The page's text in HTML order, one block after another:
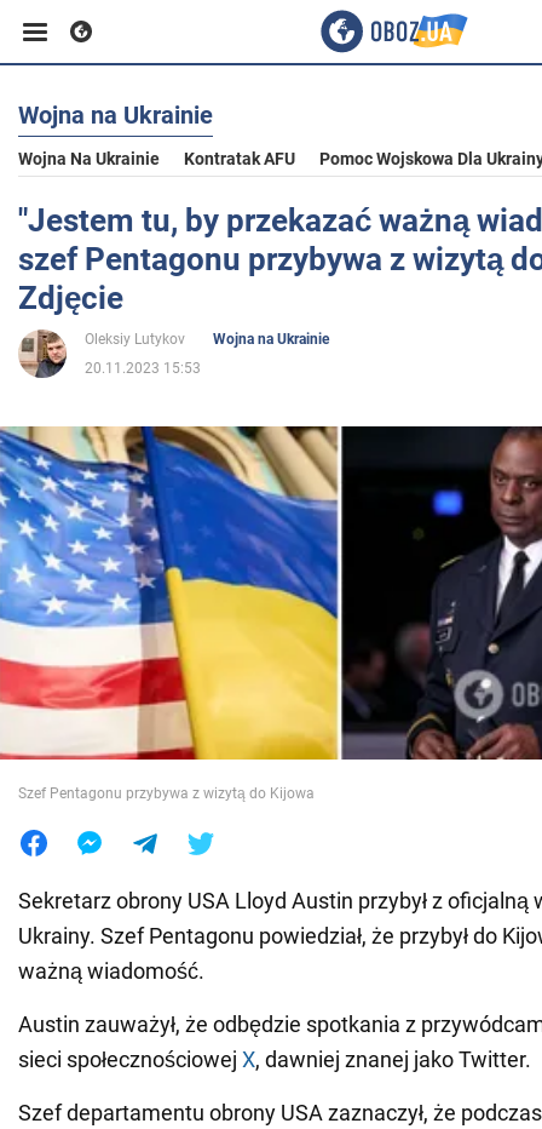
Biznes
Sport
Rozrywka
Życie
Polityka
Społeczeństwo
Wojna na Ukrainie
Świat
Jedzenie
Wojna na Ukrainie
Wojna Na Ukrainie Kontratak AFU Pomoc Wojskowa Dla
"Jestem tu, by przekazać ważną
szef Pentagonu przybywa z wizytą
Zdjęcie
Oleksiy Lutykov
Wojna na Ukrainie
20.11.2023 15:53
Szef Pentagonu przybywa z wizytą do Kijowa
Sekretarz obrony USA Lloyd Austin przybył z oficjalną
Ukrainy. Szef Pentagonu powiedział, że przybył do
ważną wiadomość.
Austin zauważył, że odbędzie spotkania z
sieci społecznościowej X, dawniej znanej jako Twitter.
Szef departamentu obrony USA zaznaczył, że